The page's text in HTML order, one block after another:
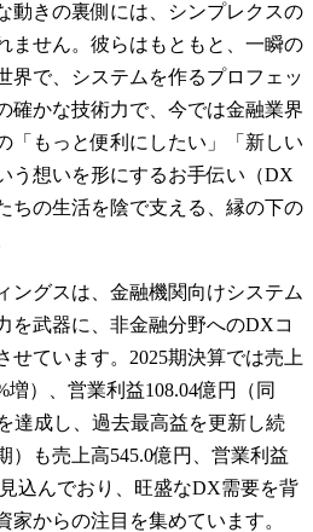
動きの裏側には、シンプレクスの
ません。彼らはもともと、一瞬の
界で、システムを作るプロフェッ
確かな技術力で、今では金融業界
「もっと便利にしたい」「新しい
う想いを形にするお手伝い（DX
ちの生活を陰で支える、縁の下の
ングスは、金融機関向けシステム
を武器に、非金融分野へのDXコ
せています。2025期決算では売上
増）、営業利益108.04億円（同
達成し、過去最高益を更新し続
）も売上高545.0億円、営業利益
込んでおり、旺盛なDX需要を背
からの注目を集めています。